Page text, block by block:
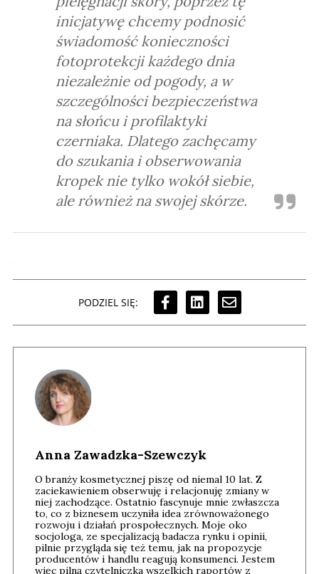
inicjatywę chcemy podnosić
świadomość konieczności
fotoprotekcji każdego dnia
niezależnie od pogody, a w
szczególności bezpieczeństwa
na słońcu i profilaktyki
czerniaka. Dlatego zachęcamy
do szukania i obserwowania
kropek nie tylko wokół siebie,
ale również na swojej skórze.
PODZIEL SIĘ:
Anna Zawadzka-Szewczyk
O branży kosmetycznej piszę od niemal 10 lat. Z
zaciekawieniem obserwuję i relacjonuję zmiany w
niej zachodzące. Ostatnio fascynuje mnie zwłaszcza
to, co z biznesem uczyniła idea zrównoważonego
rozwoju i działań prospołecznych. Moje oko
socjologa, ze specjalizacją badacza rynku i opinii,
pilnie przygląda się też temu, jak na propozycje
producentów i handlu reagują konsumenci. Jestem
więc pilną czytelniczka wszelkich raportów z